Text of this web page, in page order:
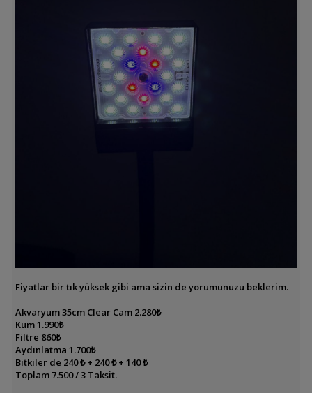
Fiyatlar bir tık yüksek gibi ama sizin de yorumunuzu beklerim.
Akvaryum 35cm Clear Cam 2.280₺
Kum 1.990₺
Filtre 860₺
Aydınlatma 1.700₺
Bitkiler de 240 ₺ + 240 ₺ + 140 ₺
Toplam 7.500 / 3 Taksit.